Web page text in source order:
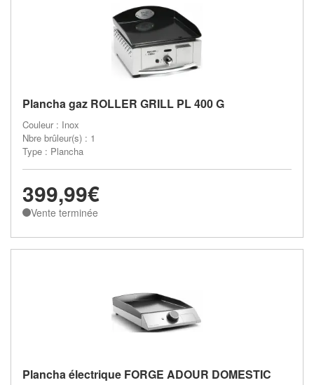
Plancha gaz ROLLER GRILL PL 400 G
Couleur : Inox
Nbre brûleur(s) : 1
Type : Plancha
399,99€
Vente terminée
Plancha électrique FORGE ADOUR DOMESTIC